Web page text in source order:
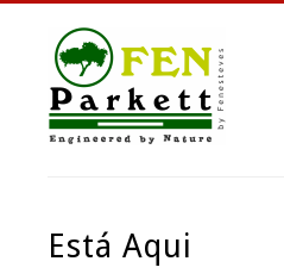
Está Aqui